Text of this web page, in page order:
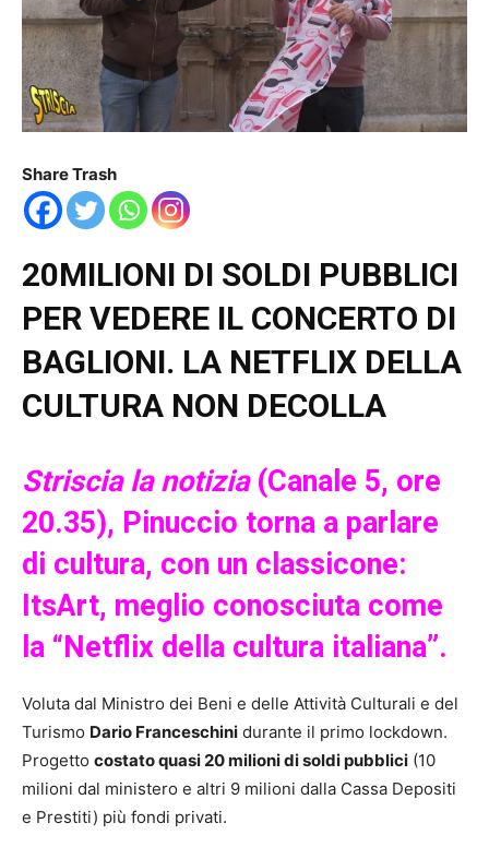
Share Trash
20MILIONI DI SOLDI PUBBLICI
PER VEDERE IL CONCERTO DI
BAGLIONI. LA NETFLIX DELLA
CULTURA NON DECOLLA
Striscia la notizia(Canale 5, ore
20.35), Pinuccio torna a parlare
di cultura, con un classicone:
ItsArt, meglio conosciuta come
la “Netflix della cultura italiana”.
Voluta dal Ministro dei Beni e delle Attività Culturali e del
Turismo Dario Franceschini durante il primo lockdown.
Progetto costato quasi 20 milioni di soldi pubblici (10
milioni dal ministero e altri 9 milioni dalla Cassa Depositi
e Prestiti) più fondi privati.